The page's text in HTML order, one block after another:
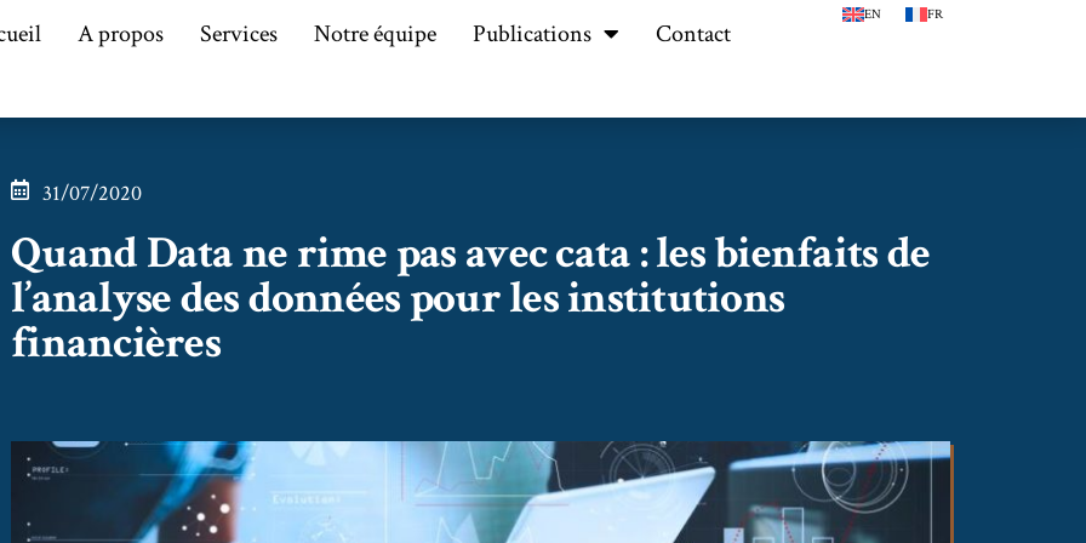
EN FR
A propos Services Notre équipe Publications Contact
31/07/2020
Quand Data ne rime pas avec cata : les bienfaits de
l’analyse des données pour les institutions
financières